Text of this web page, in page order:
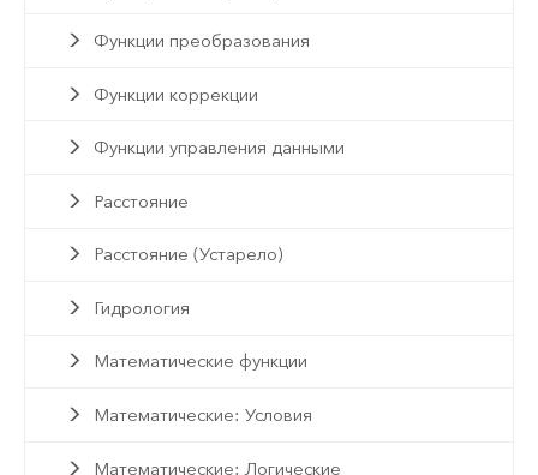
Функции преобразования
Функции коррекции
Функции управления данными
Расстояние
Расстояние (Устарело)
Гидрология
Математические функции
Математические: Условия
Математические: Логические